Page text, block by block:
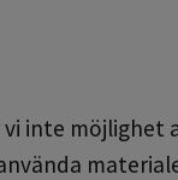
inte